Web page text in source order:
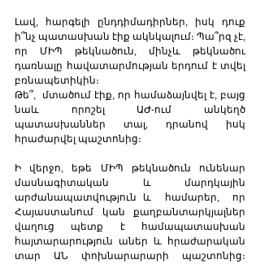
Լավ, հարգելի ընդդիմադիրներ, իսկ դուք
ի՞նչ պատասխան էիք ակնկալում։ Պա՞րզ չէ,
որ ՄԻՊ թեկնածուն, մինչև թեկնածու
դառնալը հավատարմության երդում է տվել
բռնապետիկին։
Թե՞,  մտածում էիք, որ համաձայնվել է, բայց
նաև որոշել ԱԺ-ում անկեղծ
պատասխաններ տալ, դրանով իսկ
հրաժարվել պաշտոնից։
Ի վերջո, եթե ՄԻՊ թեկնածուն ունենար
մասնագիտական և մարդկային
արժանապատվություն և  համարեր,  որ
Հայաստանում կան քաղբանտարկյալներ
վաղուց պետք է համապատասխան
հայտարարություն աներ և հրաժարական
տար ԱՆ փոխնարարարի պաշտոնից։